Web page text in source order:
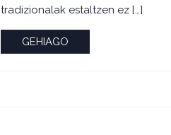
tradizionalak estaltzen ez […]
GEHIAGO